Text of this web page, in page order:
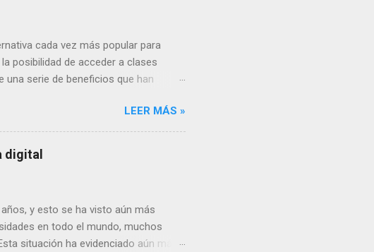
cada vez más popular para
posibilidad de acceder a clases
una serie de beneficios que han
la educación en línea es su
a un salón de clases en
del curso desde cualquier
LEER MÁS »
digital
y esto se ha visto aún más
en todo el mundo, muchos
situación ha evidenciado aún más